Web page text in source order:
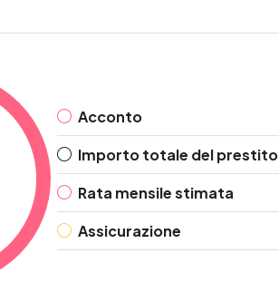
Acconto
Importo totale del prestito
Rata mensile stimata
Assicurazione